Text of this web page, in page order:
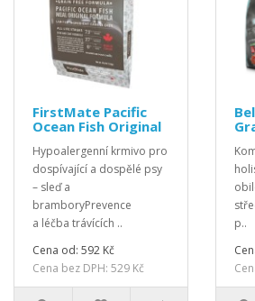
FirstMate Pacific
Ocean Fish Original
Hypoalergenní krmivo pro
dospívající a dospělé psy
– sleď a
bramboryPrevence
a léčba trávících ..
Cena od: 592 Kč
Cena bez DPH: 529 Kč
p..